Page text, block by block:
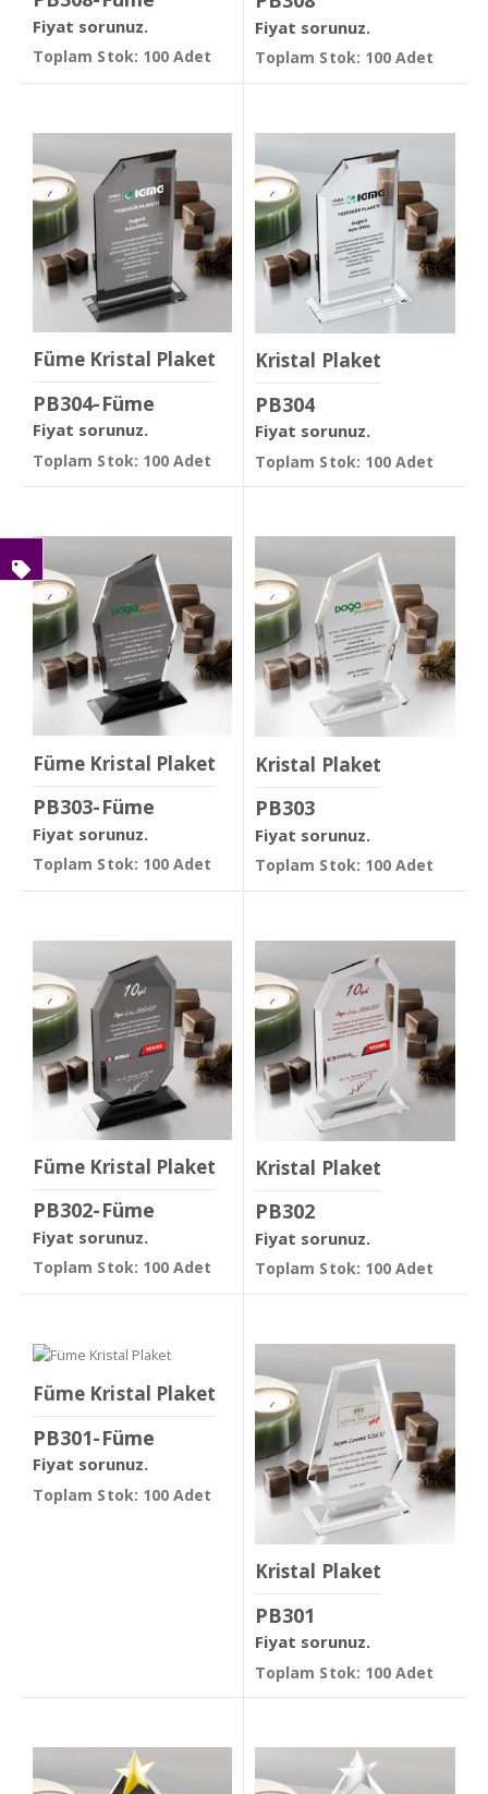
Fiyat sorunuz.
Toplam Stok: 100 Adet
Fiyat sorunuz.
Toplam Stok: 100 Adet
Füme Kristal Plaket
PB304-Füme
Fiyat sorunuz.
Toplam Stok: 100 Adet
Kristal Plaket
PB304
Fiyat sorunuz.
Toplam Stok: 100 Adet
Füme Kristal Plaket
PB303-Füme
Fiyat sorunuz.
Toplam Stok: 100 Adet
Kristal Plaket
PB303
Fiyat sorunuz.
Toplam Stok: 100 Adet
Füme Kristal Plaket
PB302-Füme
Fiyat sorunuz.
Toplam Stok: 100 Adet
Kristal Plaket
PB302
Fiyat sorunuz.
Toplam Stok: 100 Adet
Füme Kristal Plaket
PB301-Füme
Fiyat sorunuz.
Toplam Stok: 100 Adet
Kristal Plaket
PB301
Fiyat sorunuz.
Toplam Stok: 100 Adet